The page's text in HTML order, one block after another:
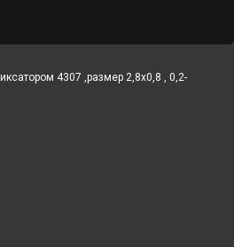
4307 ,размер 2,8x0,8 , 0,2-